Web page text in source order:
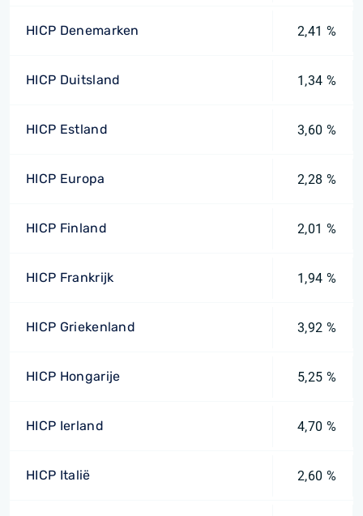
HICP Denemarken 2,41 %
HICP Duitsland 1,34 %
HICP Estland 3,60 %
HICP Europa 2,28 %
HICP Finland 2,01 %
HICP Frankrijk 1,94 %
HICP Griekenland 3,92 %
HICP Hongarije 5,25 %
HICP Ierland 4,70 %
HICP Italië 2,60 %